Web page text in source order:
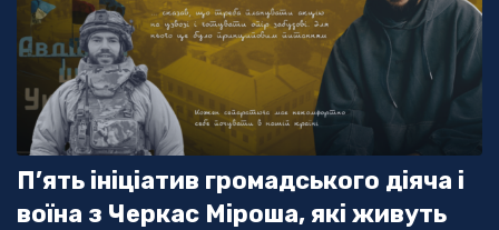
П’ять ініціатив громадського діяча і
воїна з Черкас Міроша, які живуть